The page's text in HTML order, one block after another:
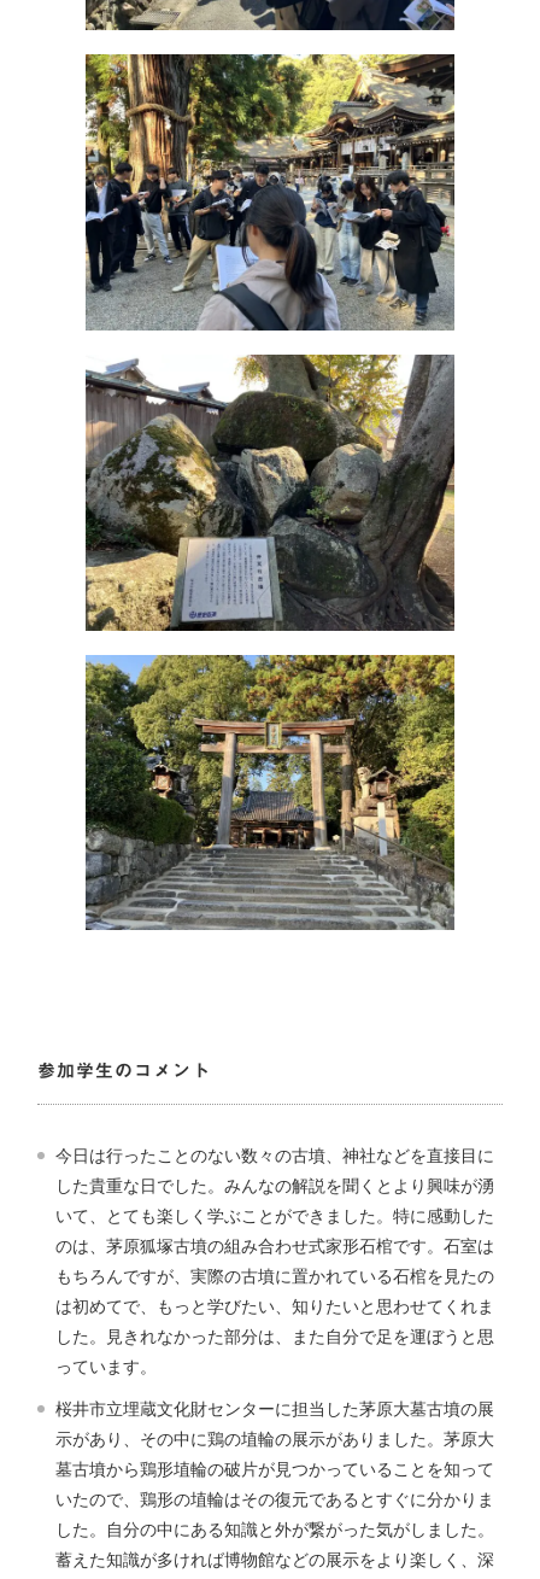
参加学生のコメント
今日は行ったことのない数々の古墳、神社などを直接目に
した貴重な日でした。みんなの解説を聞くとより興味が湧
いて、とても楽しく学ぶことができました。特に感動した
のは、茅原狐塚古墳の組み合わせ式家形石棺です。石室は
もちろんですが、実際の古墳に置かれている石棺を見たの
は初めてで、もっと学びたい、知りたいと思わせてくれま
した。見きれなかった部分は、また自分で足を運ぼうと思
っています。
桜井市立埋蔵文化財センターに担当した茅原大墓古墳の展
示があり、その中に鶏の埴輪の展示がありました。茅原大
墓古墳から鶏形埴輪の破片が見つかっていることを知って
いたので、鶏形の埴輪はその復元であるとすぐに分かりま
した。自分の中にある知識と外が繋がった気がしました。
蓄えた知識が多ければ博物館などの展示をより楽しく、深